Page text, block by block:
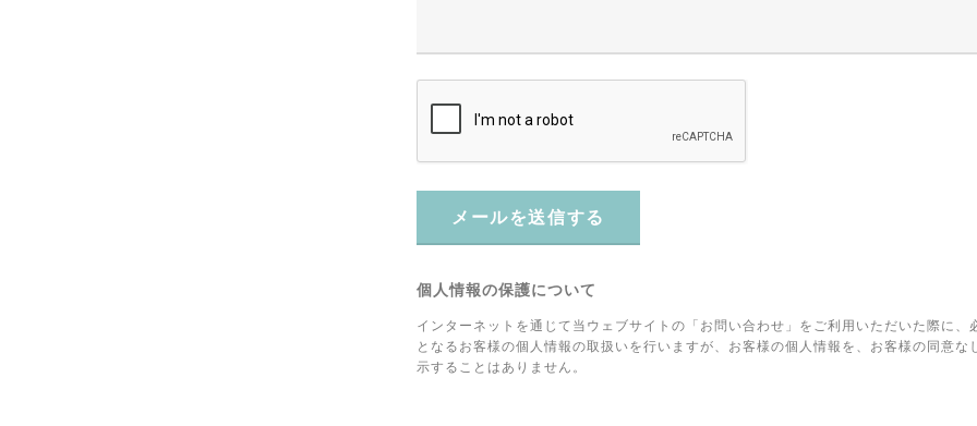
メールを送信する
個人情報の保護について
インターネットを通じて当ウェブサイトの「お問い合わせ」をご利用いただいた際に、
となるお客様の個人情報の取扱いを行いますが、お客様の個人情報を、お客様の同意な
示することはありません。